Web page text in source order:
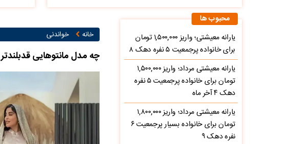
خانه خواندنی
چه مدل مانتوهایی
محبوب ها
یارانه معیشتی؛ واریز ۱,۵۰۰,۰۰۰ تومان
برای خانواده پرجمعیت ۵ نفره دهک ۸
یارانه معیشتی مرداد؛ واریز ۱,۵۰۰,۰۰۰
تومان برای خانواده پرجمعیت ۵ نفره
دهک ۴ آخر ماه
یارانه معیشتی مرداد؛ واریز ۱,۸۰۰,۰۰۰
تومان برای خانواده بسیار پرجمعیت ۶
نفره دهک ۹